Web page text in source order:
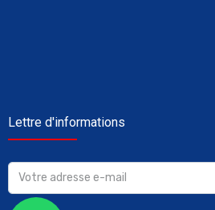
Lettre d'informations